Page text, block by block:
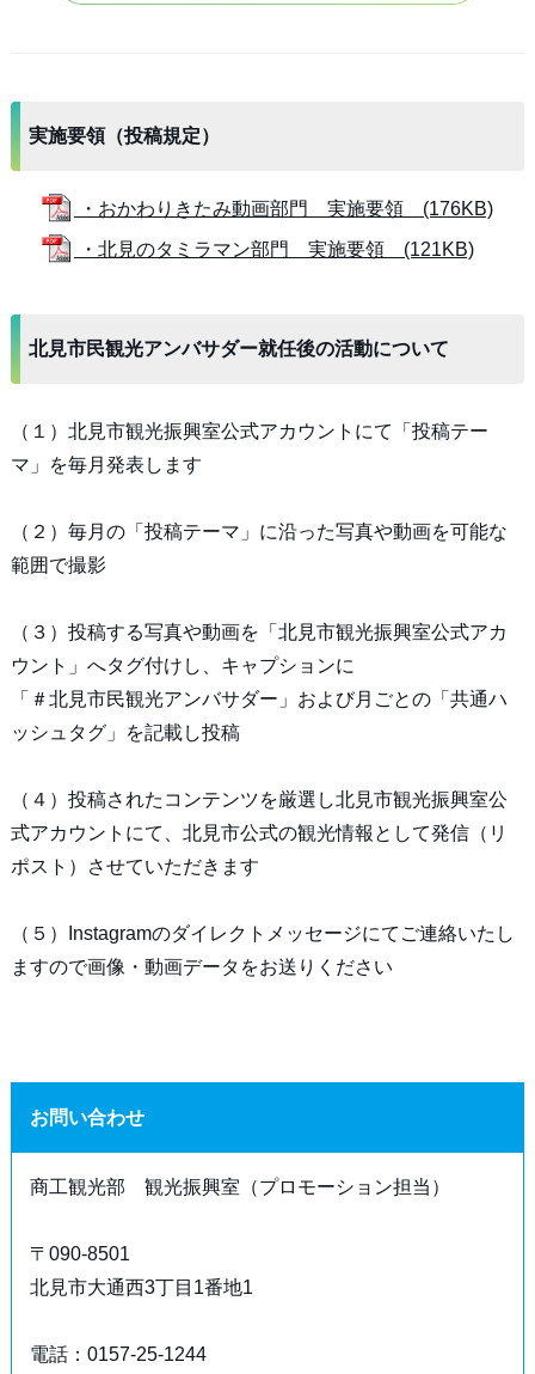
実施要領（投稿規定）
・おかわりきたみ動画部門 実施要領 (176KB)
・北見のタミラマン部門 実施要領 (121KB)
北見市民観光アンバサダー就任後の活動について
（１）北見市観光振興室公式アカウントにて「投稿テー
マ」を毎月発表します
（２）毎月の「投稿テーマ」に沿った写真や動画を可能な
範囲で撮影
（３）投稿する写真や動画を「北見市観光振興室公式アカ
ウント」へタグ付けし、キャプションに
「＃北見市民観光アンバサダー」および月ごとの「共通ハ
ッシュタグ」を記載し投稿
（４）投稿されたコンテンツを厳選し北見市観光振興室公
式アカウントにて、北見市公式の観光情報として発信（リ
ポスト）させていただきます
（５）Instagramのダイレクトメッセージにてご連絡いたし
ますので画像・動画データをお送りください
お問い合わせ
商工観光部 観光振興室（プロモーション担当）
〒090-8501
北見市大通西3丁目1番地1
電話：0157-25-1244